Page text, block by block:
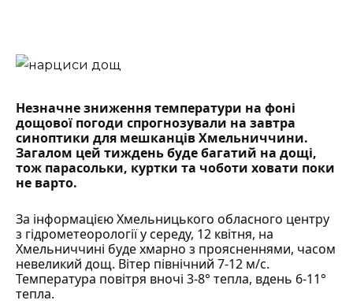
Незначне зниження температури на фоні
дощової погоди спрогнозували на завтра
синоптики для мешканців Хмельниччини.
Загалом цей тиждень буде багатий на дощі,
тож парасольки, куртки та чоботи ховати поки
не варто.
За інформацієюХмельницького обласного центру
з гідрометеорологіїу середу, 12 квітня, на
Хмельниччині буде хмарно з проясненнями, часом
невеликий дощ. Вітер північний 7-12 м/с.
Температура повітря вночі 3-8° тепла, вдень 6-11°
тепла.